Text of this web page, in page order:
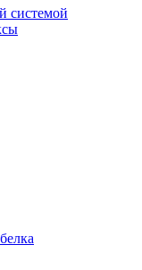
системой